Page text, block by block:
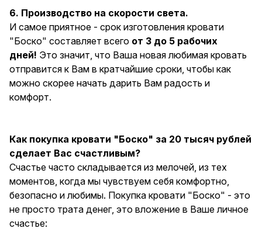
6. Производство на скорости света.
И самое приятное - срок изготовления кровати
"Боско" составляет всего от 3 до 5 рабочих
дней! Это значит, что Ваша новая любимая кровать
отправится к Вам в кратчайшие сроки, чтобы как
можно скорее начать дарить Вам радость и
комфорт.
Как покупка кровати "Боско" за 20 тысяч рублей
сделает Вас счастливым?
Счастье часто складывается из мелочей, из тех
моментов, когда мы чувствуем себя комфортно,
безопасно и любимы. Покупка кровати "Боско" - это
не просто трата денег, это вложение в Ваше личное
счастье: